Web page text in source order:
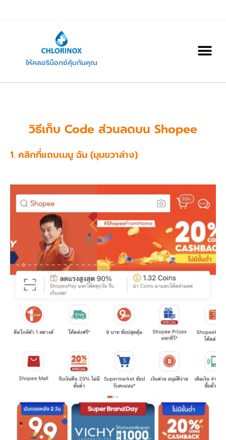
ให้คลอริน็อกซ์คุ้มกันคุณ
วิธีเก็บ Code ส่วนลดบน Shopee
1. คลิกที่แถบเมนู ฉัน (มุมขวาล่าง)